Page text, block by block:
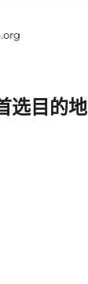
选目的地